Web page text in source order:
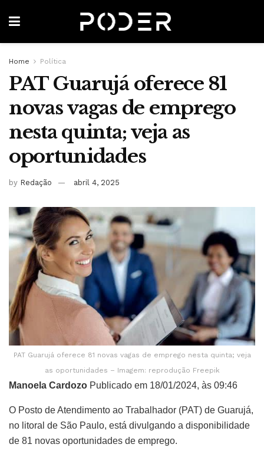
Home Política
PAT Guarujá oferece 81
novas vagas de emprego
nesta quinta; veja as
oportunidades
by Redação abril 4, 2025
PAT Guarujá oferece 81 novas vagas de emprego nesta quinta; veja
as oportunidades – Imagem: reprodução Freepik
Manoela Cardozo Publicado em 18/01/2024, às 09:46
O Posto de Atendimento ao Trabalhador (PAT) de Guarujá,
no litoral de São Paulo, está divulgando a disponibilidade
de 81 novas oportunidades de emprego.